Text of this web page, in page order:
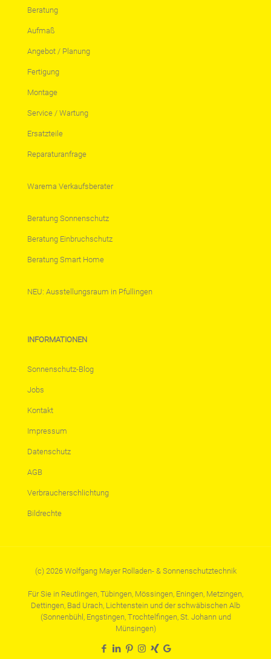
Beratung
Aufmaß
Angebot / Planung
Fertigung
Montage
Service / Wartung
Ersatzteile
Reparaturanfrage
Warema Verkaufsberater
Beratung Sonnenschutz
Beratung Einbruchschutz
Beratung Smart Home
NEU: Ausstellungsraum in Pfullingen
INFORMATIONEN
Sonnenschutz-Blog
Jobs
Kontakt
Impressum
Datenschutz
AGB
Verbraucherschlichtung
Bildrechte
(c) 2026 Wolfgang Mayer Rolladen- & Sonnenschutztechnik
Für Sie in Reutlingen, Tübingen, Mössingen, Eningen, Metzingen,
Dettingen, Bad Urach, Lichtenstein und der schwäbischen Alb
(Sonnenbühl, Engstingen, Trochtelfingen, St. Johann und
Münsingen)